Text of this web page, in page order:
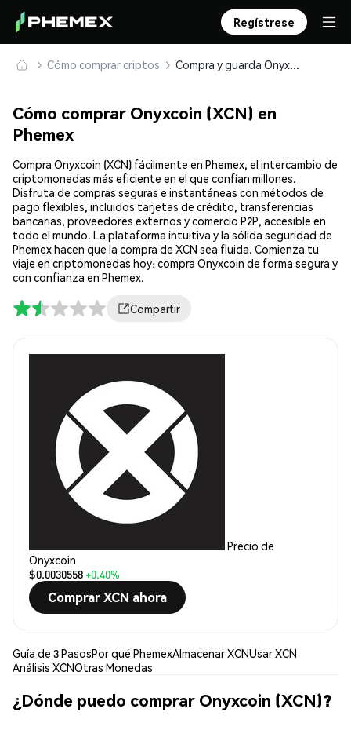
Regístrese
Cómo comprar criptos Compra y guarda Onyxcoin (XCN) de forma segura
Cómo comprar Onyxcoin (XCN) en
Phemex
Compra Onyxcoin (XCN) fácilmente en Phemex, el intercambio de
criptomonedas más eficiente en el que confían millones.
Disfruta de compras seguras e instantáneas con métodos de
pago flexibles, incluidos tarjetas de crédito, transferencias
bancarias, proveedores externos y comercio P2P, accesible en
todo el mundo. La plataforma intuitiva y la sólida seguridad de
Phemex hacen que la compra de XCN sea fluida. Comienza tu
viaje en criptomonedas hoy: compra Onyxcoin de forma segura y
con confianza en Phemex.
Compartir
Precio de
Onyxcoin
$0.0030558+0.40%
Comprar XCN ahora
Guía de 3 PasosPor qué PhemexAlmacenar XCNUsar XCN
Análisis XCNOtras Monedas
¿Dónde puedo comprar Onyxcoin (XCN)?